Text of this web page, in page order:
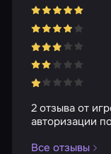
2 отзыва от
авторизации
Все отзывы